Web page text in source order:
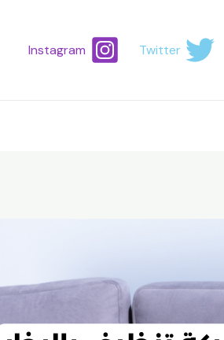
Twitter
Instagram